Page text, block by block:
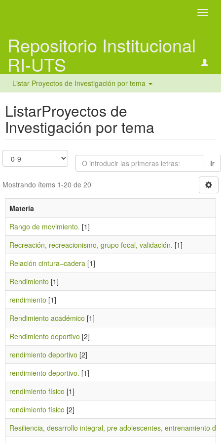
Repositorio Institucional
RI-UTS
Listar Proyectos de Investigación por tema
ListarProyectos de
Investigación por tema
Ir
Mostrando ítems 1-20 de 20
Materia
Rango de movimiento. [1]
Recreación, recreacionismo, grupo focal, validación. [1]
Relación cintura–cadera [1]
Rendimiento [1]
rendimiento [1]
Rendimiento académico [1]
Rendimiento deportivo [2]
rendimiento deportivo [2]
rendimiento deportivo. [1]
rendimiento físico [1]
rendimiento físico [2]
Resiliencia, desarrollo integral, pre adolescentes, entrenamiento